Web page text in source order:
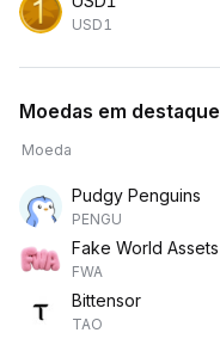
USD1
Moedas em destaque
Moeda
Pudgy Penguins
PENGU
Fake World Assets
FWA
Bittensor
TAO